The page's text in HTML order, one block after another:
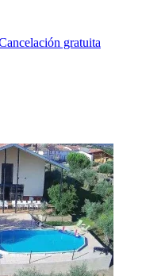
gratuita